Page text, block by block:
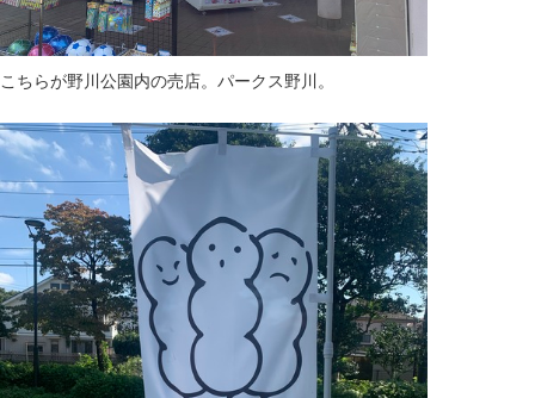
こちらが野川公園内の売店。パークス野川。